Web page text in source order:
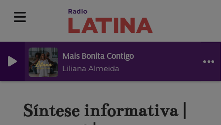
Mais Bonita Contigo
Liliana Almeida
Síntese informativa |